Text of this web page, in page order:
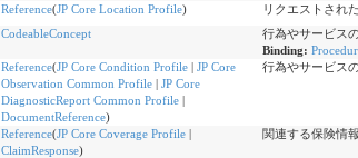
Reference(JP Core Location Profile)
リクエストされ
CodeableConcept
行為やサービス
Binding:
Reference(JP Core Condition Profile| JP Core
Observation Common Profile| JP Core
DiagnosticReport Common Profile|
DocumentReference)
行為やサービス
Reference(JP Core Coverage Profile|
ClaimResponse)
関連する保険情報